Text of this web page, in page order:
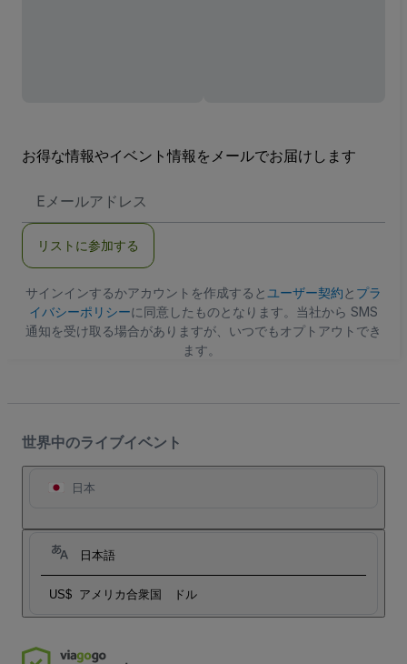
お得な情報やイベント情報をメールでお届けします
メ
ア
ス
リストに参加する
サインインするかアカウントを作成すると ユーザー契約と プラ
イバシーポリシーに同意したものとなります。当社から SMS
通知を受け取る場合がありますが、いつでもオプトアウトでき
ます。
世界中のライブイベント
日本
日本語
US$ アメリカ合衆国 ドル